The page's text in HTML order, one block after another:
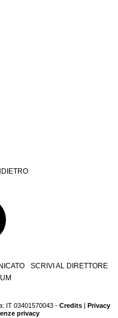
SCRIVI AL DIRETTORE
IT 03401570043 - Credits | Privacy
privacy